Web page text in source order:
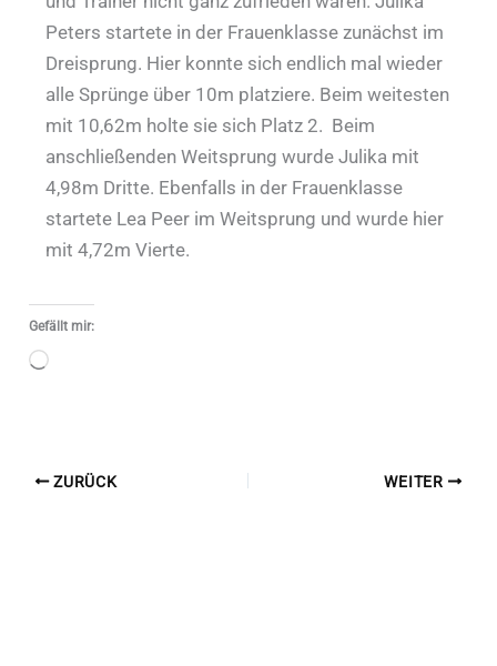
Peters startete in der Frauenklasse zunächst im
Dreisprung. Hier konnte sich endlich mal wieder
alle Sprünge über 10m platziere. Beim weitesten
mit 10,62m holte sie sich Platz 2. Beim
anschließenden Weitsprung wurde Julika mit
4,98m Dritte. Ebenfalls in der Frauenklasse
startete Lea Peer im Weitsprung und wurde hier
mit 4,72m Vierte.
Gefällt mir:
Wird
ZURÜCK WEITER